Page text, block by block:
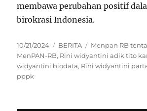
membawa perubahan positif
birokrasi Indonesia.
Posted
on
10/21/2024 Categories
BERITA Tags
Menpan RB
MenPAN-RB, Rini widyantini adik tito
widyantini biodata, Rini widyantini
pppk